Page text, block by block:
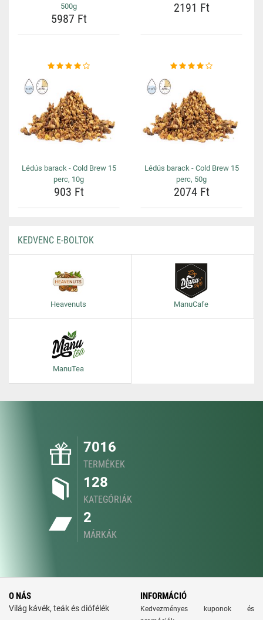
500g
5987 Ft
2191 Ft
Lédús barack - Cold Brew 15
perc, 10g
903 Ft
Lédús barack - Cold Brew 15
perc, 50g
2074 Ft
KEDVENC E-BOLTOK
Heavenuts ManuCafe
ManuTea
7016
TERMÉKEK
128
KATEGÓRIÁK
2
MÁRKÁK
O NÁS
Világ kávék, teák és diófélék
INFORMÁCIÓ
Kedvezményes kuponok és